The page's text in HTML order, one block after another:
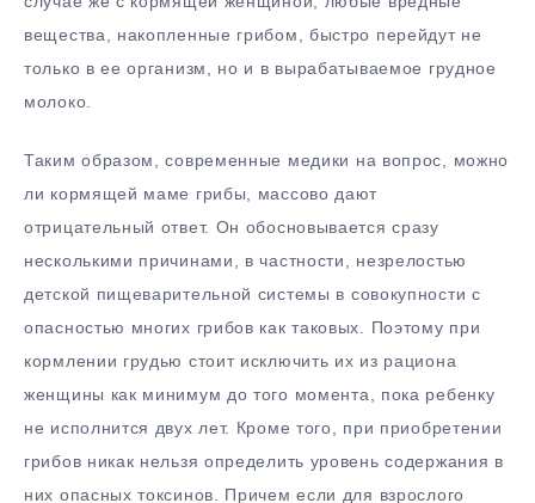
вещества, накопленные грибом, быстро перейдут не
только в ее организм, но и в вырабатываемое грудное
молоко.
Таким образом, современные медики на вопрос, можно
ли кормящей маме грибы, массово дают
отрицательный ответ. Он обосновывается сразу
несколькими причинами, в частности, незрелостью
детской пищеварительной системы в совокупности с
опасностью многих грибов как таковых. Поэтому при
кормлении грудью стоит исключить их из рациона
женщины как минимум до того момента, пока ребенку
не исполнится двух лет. Кроме того, при приобретении
грибов никак нельзя определить уровень содержания в
них опасных токсинов. Причем если для взрослого